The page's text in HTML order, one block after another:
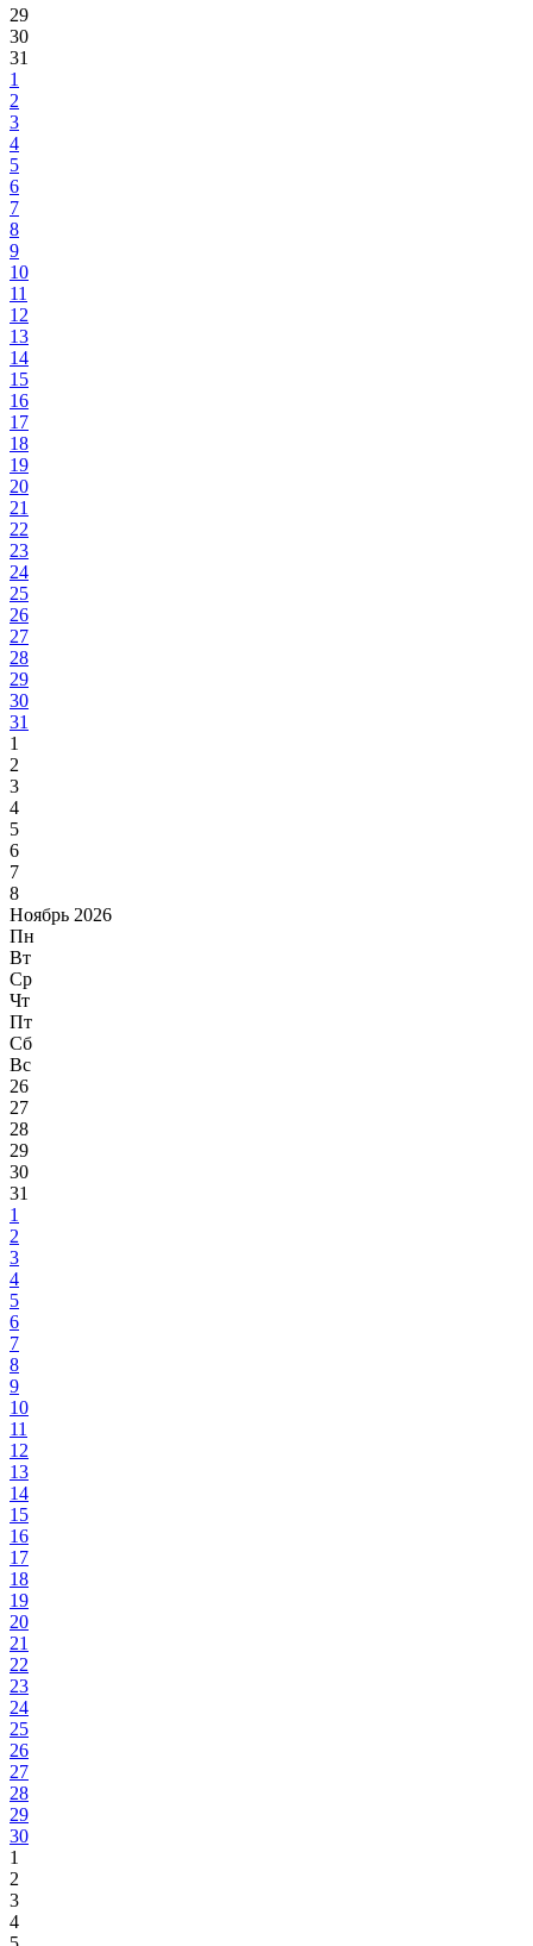
29
30
31
1
2
3
4
5
6
7
8
9
10
11
12
13
14
15
16
17
18
19
20
21
22
23
24
25
26
27
28
29
30
31
1
2
3
4
5
6
7
8
Ноябрь 2026
Пн
Вт
Ср
Чт
Пт
Сб
Вс
26
27
28
29
30
31
1
2
3
4
5
6
7
8
9
10
11
12
13
14
15
16
17
18
19
20
21
22
23
24
25
26
27
28
29
30
1
2
3
4